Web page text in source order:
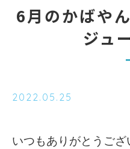
6月のかばや
ジュ
2022.05.25
いつもありがとうご